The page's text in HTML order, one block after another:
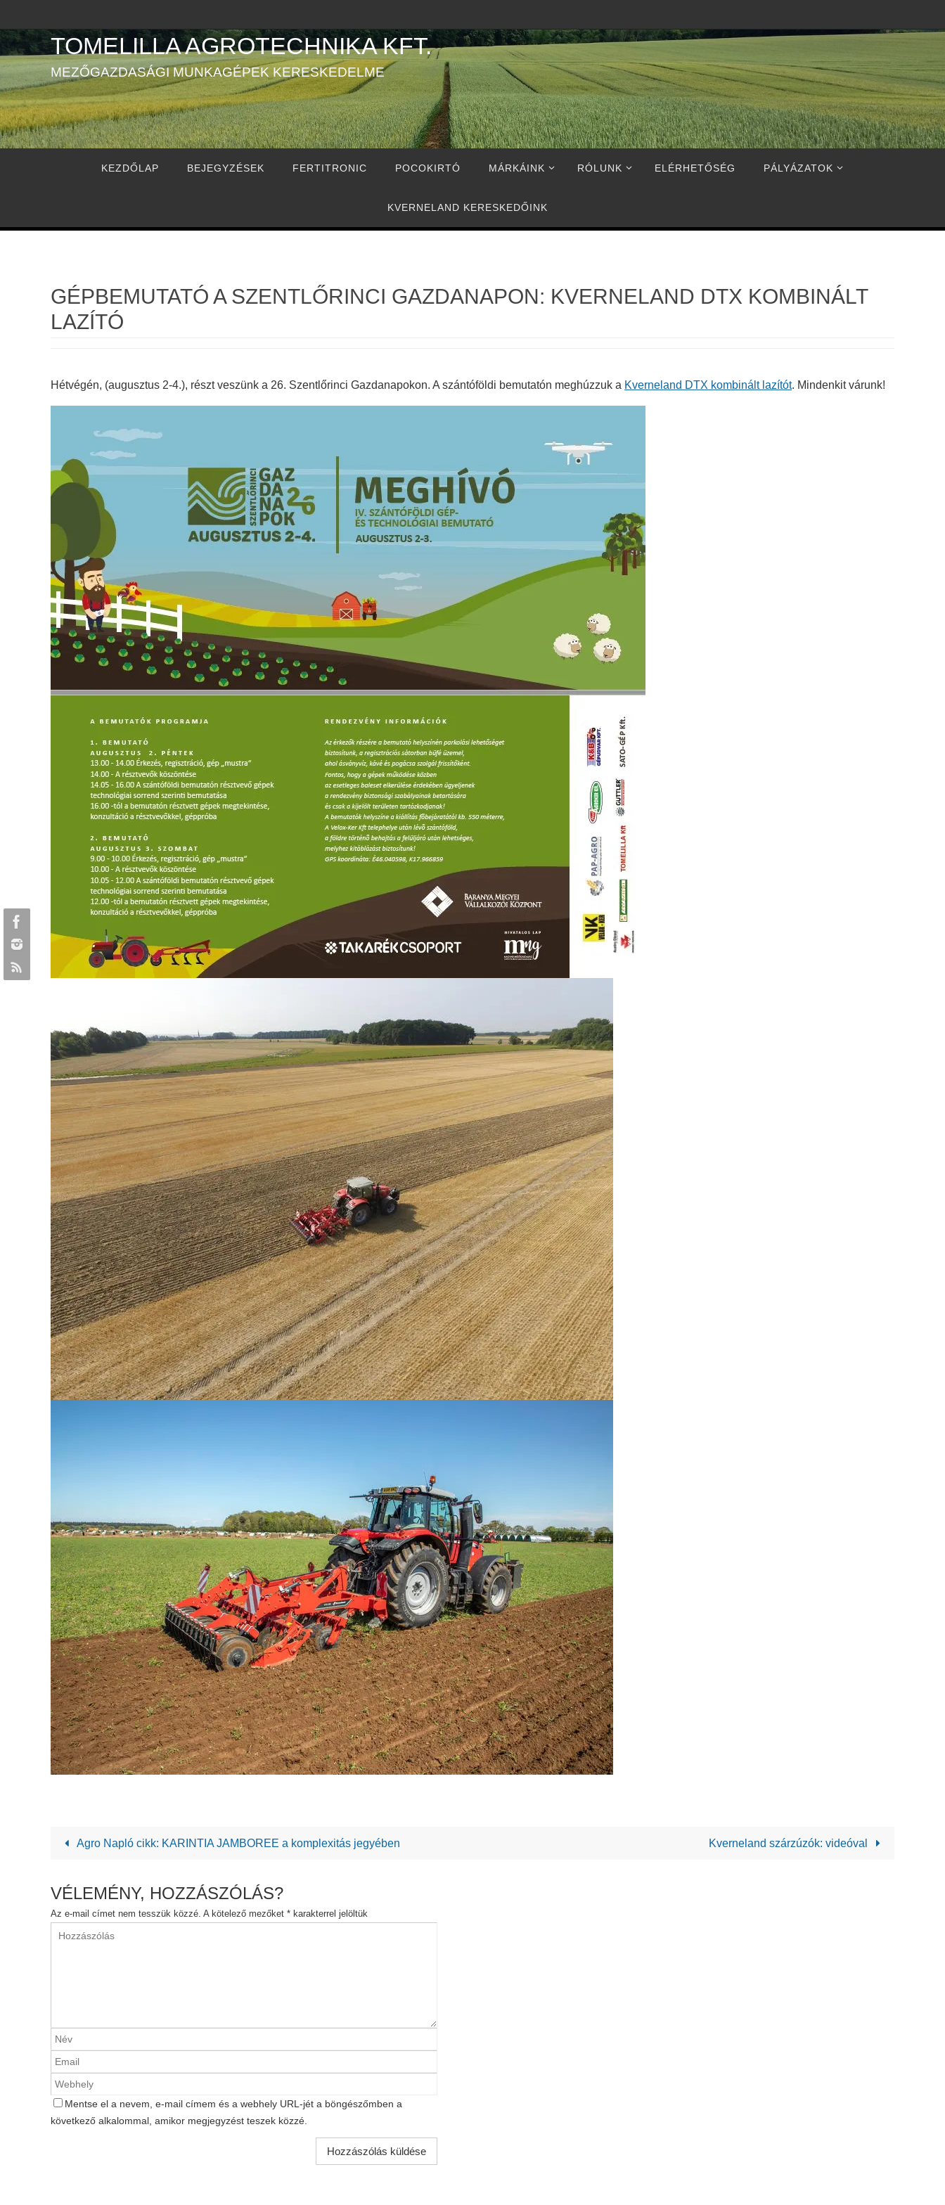
TOMELILLA AGROTECHNIKA KFT.
MEZŐGAZDASÁGI MUNKAGÉPEK KERESKEDELME
KEZDŐLAP
BEJEGYZÉSEK FERTITRONIC POCOKIRTÓ MÁRKÁINK RÓLUNK ELÉRHETŐSÉG PÁLYÁZATOK
KVERNELAND KERESKEDŐINK
GÉPBEMUTATÓ A SZENTLŐRINCI GAZDANAPON: KVERNELAND DTX KOMBINÁLT
LAZÍTÓ
Hétvégén, (augusztus 2-4.), részt veszünk a 26. Szentlőrinci Gazdanapokon. A szántóföldi bemutatón meghúzzuk a Kverneland DTX kombinált lazítót. Mindenkit várunk!
Agro Napló cikk: KARINTIA JAMBOREE a komplexitás jegyében Kverneland szárzúzók: videóval
VÉLEMÉNY, HOZZÁSZÓLÁS?
Az e-mail címet nem tesszük közzé. A kötelező mezőket * karakterrel jelöltük
Mentse el a nevem, e-mail címem és a webhely URL-jét a böngészőmben a
következő alkalommal, amikor megjegyzést teszek közzé.